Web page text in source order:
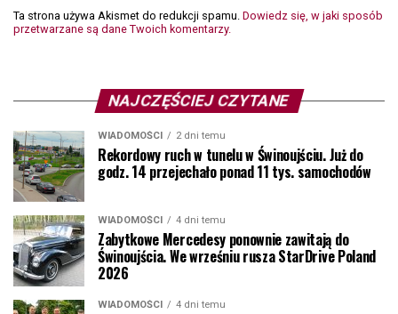
Ta strona używa Akismet do redukcji spamu. Dowiedz się, w jaki sposób
przetwarzane są dane Twoich komentarzy.
NAJCZĘŚCIEJ CZYTANE
WIADOMOŚCI 2 dni temu
Rekordowy ruch w tunelu w Świnoujściu. Już do
godz. 14 przejechało ponad 11 tys. samochodów
WIADOMOŚCI 4 dni temu
Zabytkowe Mercedesy ponownie zawitają do
Świnoujścia. We wrześniu rusza StarDrive Poland
2026
WIADOMOŚCI 4 dni temu